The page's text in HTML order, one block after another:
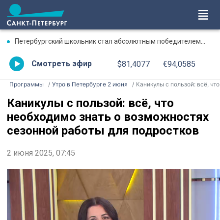
Петербургский школьник стал абсолютным победителем Международной олимпиады по ИИ
Смотреть эфир $81,4077 €94,0585
Программы Утро в Петербурге 2 июня Каникулы с пользой: всё, что необходимо знать о возможностях сезонной работы для подростков
Каникулы с пользой: всё, что
необходимо знать о возможностях
сезонной работы для подростков
2 июня 2025, 07:45